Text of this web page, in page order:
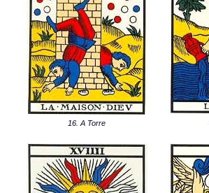
16. A Torre